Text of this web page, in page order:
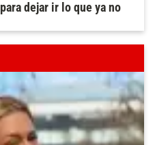
dejar ir lo que ya no